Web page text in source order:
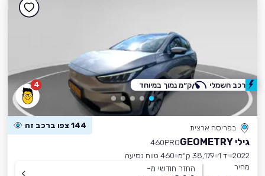
4
בפריסה ארצית 144 צפו ברכב זה
גילי GEOMETRY
460PRO
2022 יד 1 38,179 ק״מ
460 טווח נסיעה
מחיר
החזר חודשי מ-
רכב חשמלי ק״מ נמוך במיוחד